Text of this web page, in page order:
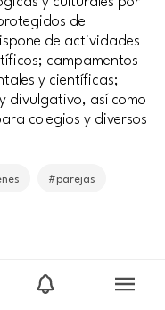
de
de actividades
campamentos
y científicas;
divulgativo, así como
colegios y diversos
#parejas